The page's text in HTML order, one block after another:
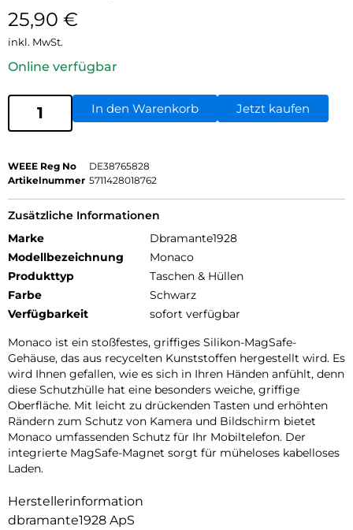
25,90 €
inkl. MwSt.
Online verfügbar
In den Warenkorb Jetzt kaufen
WEEE Reg No
DE38765828
Artikelnummer 5711428018762
Zusätzliche Informationen
Marke
Dbramante1928
Modellbezeichnung
Monaco
Produkttyp
Taschen & Hüllen
Farbe
Schwarz
Verfügbarkeit
sofort verfügbar
Monaco ist ein stoßfestes, griffiges Silikon-MagSafe-
Gehäuse, das aus recycelten Kunststoffen hergestellt wird. Es
wird Ihnen gefallen, wie es sich in Ihren Händen anfühlt, denn
diese Schutzhülle hat eine besonders weiche, griffige
Oberfläche. Mit leicht zu drückenden Tasten und erhöhten
Rändern zum Schutz von Kamera und Bildschirm bietet
Monaco umfassenden Schutz für Ihr Mobiltelefon. Der
integrierte MagSafe-Magnet sorgt für müheloses kabelloses
Laden.
Herstellerinformation
dbramante1928 ApS